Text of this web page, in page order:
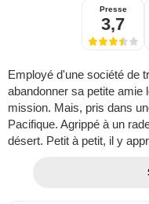
Presse
3,7
Employé d'une société de
abandonner sa petite amie
mission. Mais, pris dans
Pacifique. Agrippé à un
désert. Petit à petit, il y